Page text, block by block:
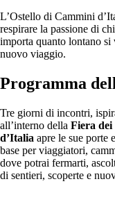
L’Ostello di Cammini
respirare la passione di
importa quanto lontano si
nuovo viaggio.
Programma
Tre giorni di incontri,
all’interno della Fiera
d’Italia apre le sue porte
base per viaggiatori,
dove potrai fermarti,
di sentieri, scoperte e